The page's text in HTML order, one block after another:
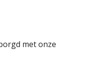
met onze